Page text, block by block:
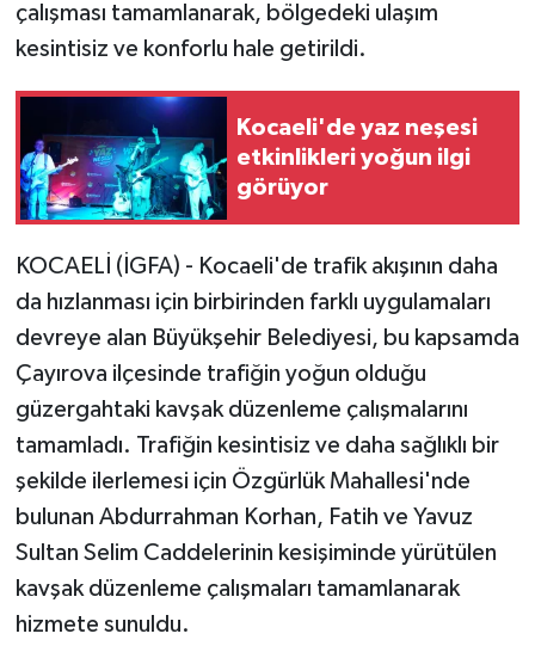
çalışması tamamlanarak, bölgedeki ulaşım
kesintisiz ve konforlu hale getirildi.
Kocaeli'de yaz neşesi
etkinlikleri yoğun ilgi
görüyor
KOCAELİ (İGFA) - Kocaeli'de trafik akışının daha
da hızlanması için birbirinden farklı uygulamaları
devreye alan Büyükşehir Belediyesi, bu kapsamda
Çayırova ilçesinde trafiğin yoğun olduğu
güzergahtaki kavşak düzenleme çalışmalarını
tamamladı. Trafiğin kesintisiz ve daha sağlıklı bir
şekilde ilerlemesi için Özgürlük Mahallesi'nde
bulunan Abdurrahman Korhan, Fatih ve Yavuz
Sultan Selim Caddelerinin kesişiminde yürütülen
kavşak düzenleme çalışmaları tamamlanarak
hizmete sunuldu.